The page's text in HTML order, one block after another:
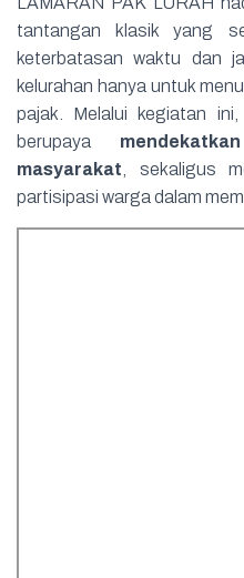
tantangan klasik yang
keterbatasan waktu dan
kelurahan hanya untuk
pajak. Melalui kegiatan
berupaya
masyarakat , sekaligus
partisipasi warga dalam